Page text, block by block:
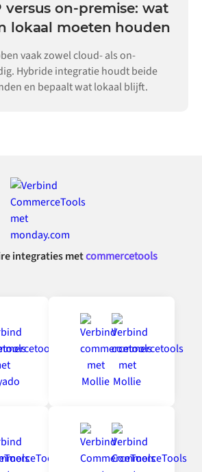
versus on-premise: wat
lokaal moeten houden
vaak zowel cloud- als on-
Hybride integratie houdt beide
en bepaalt wat lokaal blijft.
integraties metcommercetools